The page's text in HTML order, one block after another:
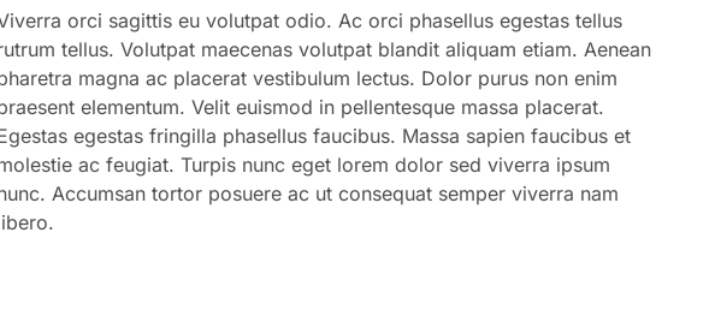
orci sagittis eu volutpat odio. Ac orci phasellus egestas tellus
tellus. Volutpat maecenas volutpat blandit aliquam etiam. Aenean
magna ac placerat vestibulum lectus. Dolor purus non enim
elementum. Velit euismod in pellentesque massa placerat.
egestas fringilla phasellus faucibus. Massa sapien faucibus et
ac feugiat. Turpis nunc eget lorem dolor sed viverra ipsum
Accumsan tortor posuere ac ut consequat semper viverra nam